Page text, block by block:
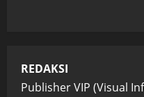
REDAKSI
Publisher VIP (Visual